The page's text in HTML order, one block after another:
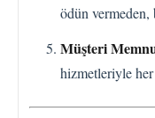
ödün
Müşteri
hizmetleriyle